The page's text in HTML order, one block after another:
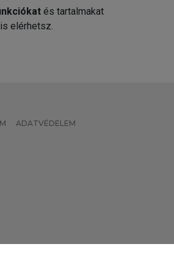
és tartalmakat
is elérhetsz.
ADATVÉDELEM